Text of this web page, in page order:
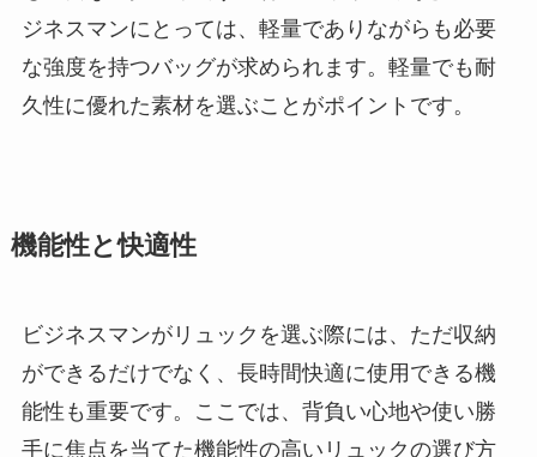
ジネスマンにとっては、軽量でありながらも必要
な強度を持つバッグが求められます。軽量でも耐
久性に優れた素材を選ぶことがポイントです。
機能性と快適性
ビジネスマンがリュックを選ぶ際には、ただ収納
ができるだけでなく、長時間快適に使用できる機
能性も重要です。ここでは、背負い心地や使い勝
手に焦点を当てた機能性の高いリュックの選び方